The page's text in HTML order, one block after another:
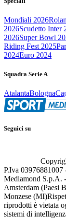
Mondiali 2026
2026Scudetto Inter
2026Super Bowl
Riding Fest 2025
2024Euro 2024
Squadra Serie A
AtalantaBologna
Seguici su
P.Iva
Mediamond S.p.A.
Amsterdam (Paesi
Monzese (MI)
riprodotti è vietata
sistemi di